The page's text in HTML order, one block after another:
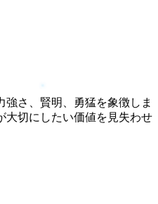
強さ、賢明、勇猛を象徴しま
大切にしたい価値を見失わせ